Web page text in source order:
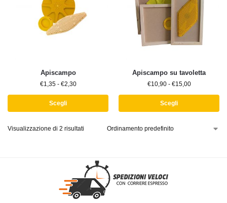
Apiscampo
€1,35 - €2,30
Scegli
Apiscampo su tavoletta
€10,90 - €15,00
Scegli
Visualizzazione di 2 risultati